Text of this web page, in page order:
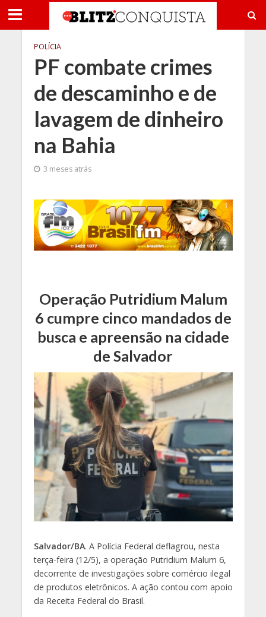
POLÍCIA
PF combate crimes
de descaminho e de
lavagem de dinheiro
na Bahia
3 meses atrás
Operação Putridium Malum
6 cumpre cinco mandados de
busca e apreensão na cidade
de Salvador
Salvador/BA. A Polícia Federal deflagrou, nesta
terça-feira (12/5), a operação Putridium Malum 6,
decorrente de investigações sobre comércio ilegal
de produtos eletrônicos. A ação contou com apoio
da Receita Federal do Brasil.